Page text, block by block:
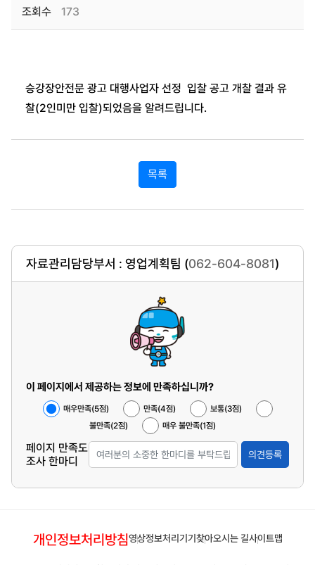
조회수
173
승강장안전문 광고 대행사업자 선정 입찰 공고 개찰 결과 유
찰(2인미만 입찰)되었음을 알려드립니다.
목록
자료관리담당부서 : 영업계획팀 (062-604-8081)
이 페이지에서 제공하는 정보에 만족하십니까?
매우만족(5점) 만족(4점)
보통(3점)
불만족(2점)
매우 불만족(1점)
페이지 만족도
조사 한마디
의견등록
개인정보처리방침영상정보처리기기 찾아오시는 길사이트맵